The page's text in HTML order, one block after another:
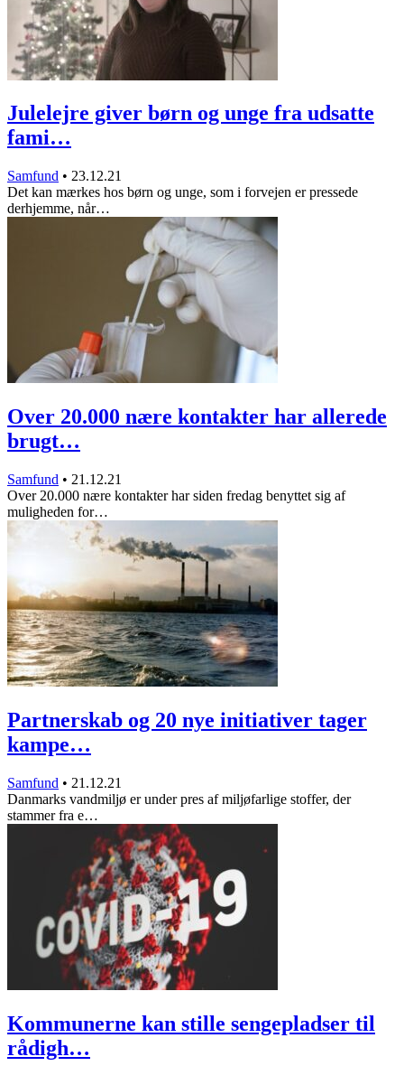
Julelejre giver børn og unge fra udsatte
fami…
Samfund • 23.12.21
Det kan mærkes hos børn og unge, som i forvejen er pressede
derhjemme, når…
Over 20.000 nære kontakter har allerede
brugt…
Samfund • 21.12.21
Over 20.000 nære kontakter har siden fredag benyttet sig af
muligheden for…
Partnerskab og 20 nye initiativer tager
kampe…
Samfund • 21.12.21
Danmarks vandmiljø er under pres af miljøfarlige stoffer, der
stammer fra e…
Kommunerne kan stille sengepladser til
rådigh…